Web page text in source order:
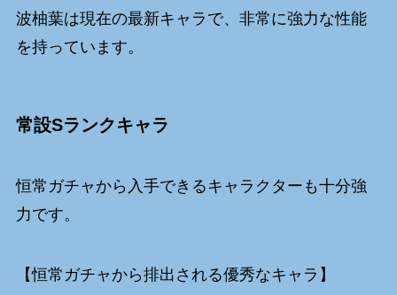
波柚葉は現在の最新キャラで、非常に強力な性能
を持っています。
常設Sランクキャラ
恒常ガチャから入手できるキャラクターも十分強
力です。
【恒常ガチャから排出される優秀なキャラ】